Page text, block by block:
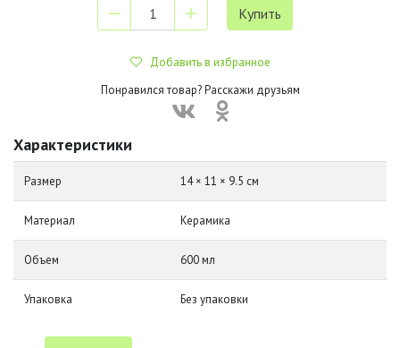
Добавить в избранное
Понравился товар? Расскажи друзьям
Характеристики
Размер 14 × 11 × 9.5 см
Материал Керамика
Объем 600 мл
Упаковка Без упаковки